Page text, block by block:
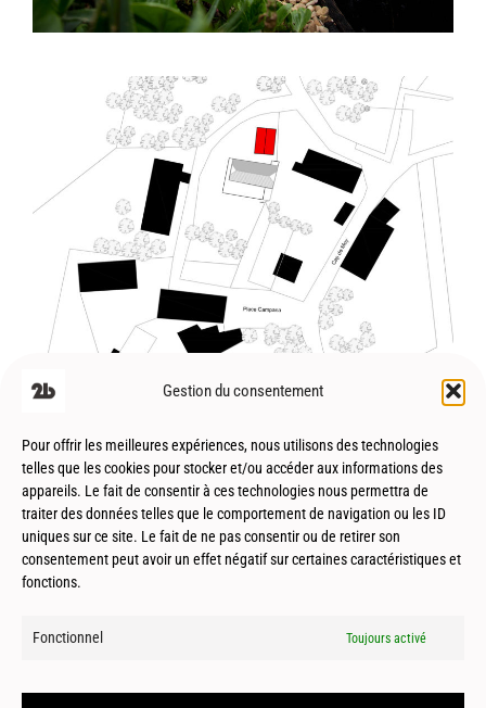
Gestion du consentement
Pour offrir les meilleures expériences, nous utilisons des technologies
telles que les cookies pour stocker et/ou accéder aux informations des
appareils. Le fait de consentir à ces technologies nous permettra de
traiter des données telles que le comportement de navigation ou les ID
uniques sur ce site. Le fait de ne pas consentir ou de retirer son
consentement peut avoir un effet négatif sur certaines caractéristiques et
fonctions.
Fonctionnel Toujours activé
Saint Pastou (65) – Réhabilitation – R03
Esplas de Sérou (09) – Réhabilitation –